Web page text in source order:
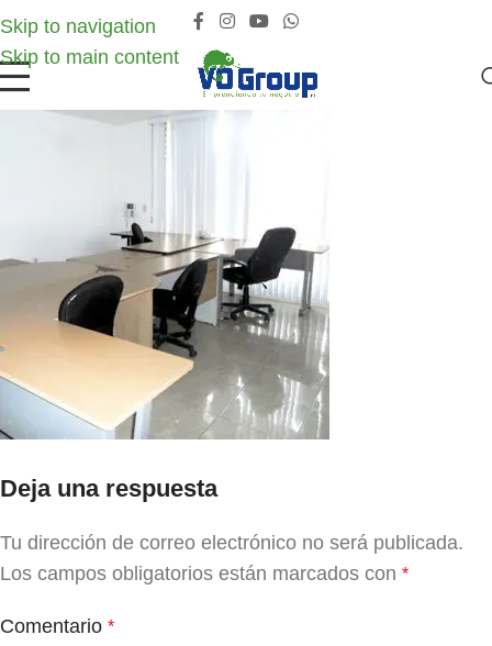
Skip to navigation
Skip to main content
Deja una respuesta
Tu dirección de correo electrónico no será publicada.
Los campos obligatorios están marcados con *
Comentario *